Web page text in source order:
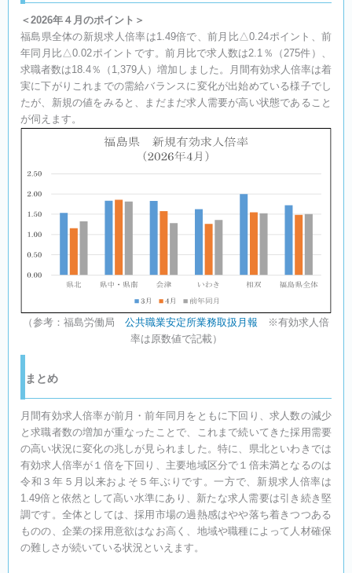
＜2026年４月のポイント＞
福島県全体の新規求人倍率は1.49倍で、前月比△0.24ポイント、前
年同月比△0.02ポイントです。前月比で求人数は2.1％（275件）、
求職者数は18.4％（1,379人）増加しました。月間有効求人倍率は着
実に下がりこれまでの需給バランスに変化が出始めている様子でし
たが、新規の値をみると、まだまだ求人需要が高い状態であること
が伺えます。
（参考：福島労働局 公共職業安定所業務取扱月報 ※有効求人倍
率は原数値で記載）
まとめ
月間有効求人倍率が前月・前年同月をともに下回り、求人数の減少
と求職者数の増加が重なったことで、これまで続いてきた採用需要
の高い状況に変化の兆しが見られました。特に、県北といわきでは
有効求人倍率が１倍を下回り、主要地域区分で１倍未満となるのは
令和３年５月以来およそ５年ぶりです。一方で、新規求人倍率は
1.49倍と依然として高い水準にあり、新たな求人需要は引き続き堅
調です。全体としては、採用市場の過熱感はやや落ち着きつつある
ものの、企業の採用意欲はなお高く、地域や職種によって人材確保
の難しさが続いている状況といえます。